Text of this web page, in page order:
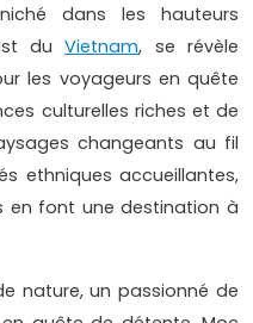
dans les hauteurs
duVietnam, se révèle
les voyageurs en quête
culturelles riches et de
changeants au fil
ethniques accueillantes,
font une destination à
nature, un passionné de